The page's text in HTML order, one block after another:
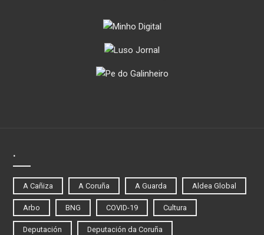
.
A Cañiza A Coruña A Guarda Aldea Global
Arbo BNG COVID-19 Cultura
Deputación Deputación da Coruña